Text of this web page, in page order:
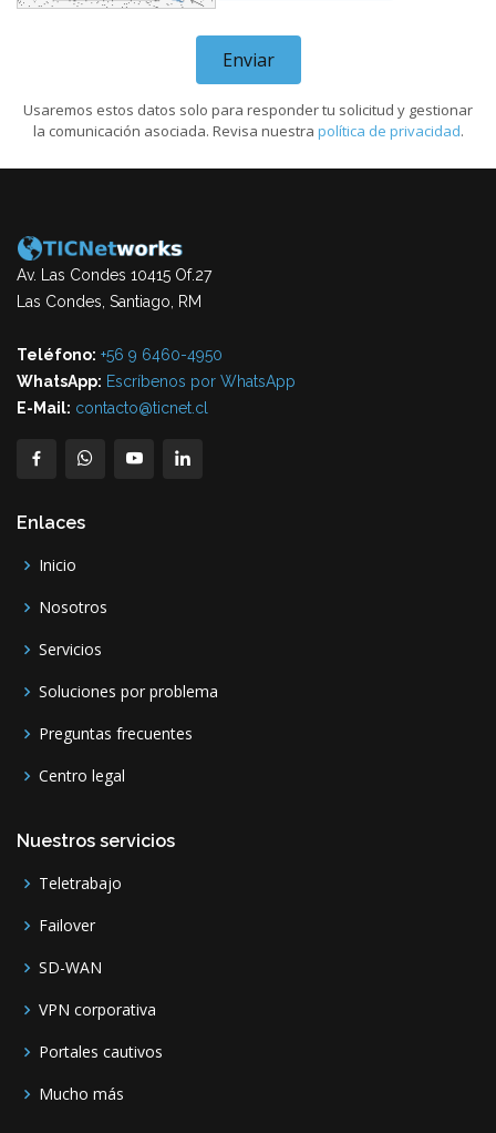
Enviar
Usaremos estos datos solo para responder tu solicitud y gestionar
la comunicación asociada. Revisa nuestra política de privacidad.
Av. Las Condes 10415 Of.27
Las Condes, Santiago, RM
Teléfono: +56 9 6460-4950
WhatsApp: Escríbenos por WhatsApp
E-Mail: contacto@ticnet.cl
Enlaces
Inicio
Nosotros
Servicios
Soluciones por problema
Preguntas frecuentes
Centro legal
Nuestros servicios
Teletrabajo
Failover
SD-WAN
VPN corporativa
Portales cautivos
Mucho más